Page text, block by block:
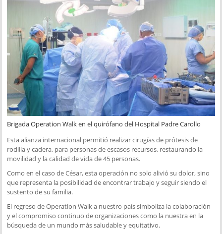
Brigada Operation Walk en el quirófano del Hospital Padre Carollo
Esta alianza internacional permitió realizar cirugías de prótesis de
rodilla y cadera, para personas de escasos recursos, restaurando la
movilidad y la calidad de vida de 45 personas.
Como en el caso de César, esta operación no solo alivió su dolor, sino
que representa la posibilidad de encontrar trabajo y seguir siendo el
sustento de su familia.
El regreso de Operation Walk a nuestro país simboliza la colaboración
y el compromiso continuo de organizaciones como la nuestra en la
búsqueda de un mundo más saludable y equitativo.